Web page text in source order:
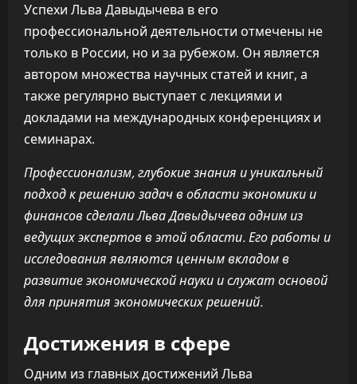
Успехи Льва Давыдычева в его
профессиональной деятельности отмечены не
только в России, но и за рубежом. Он является
автором множества научных статей и книг, а
также регулярно выступает с лекциями и
докладами на международных конференциях и
семинарах.
Профессионализм, глубокие знания и уникальный
подход к решению задач в области экономики и
финансов сделали Льва Давыдычева одним из
ведущих экспертов в этой области. Его работы и
исследования являются ценным вкладом в
развитие экономической науки и служат основой
для принятия экономических решений.
Достижения в сфере
Одним из главных достижений Льва